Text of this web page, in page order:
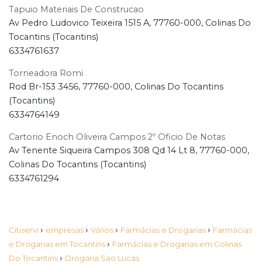
Tapuio Materiais De Construcao
Av Pedro Ludovico Teixeira 1515 A, 77760-000, Colinas Do
Tocantins (Tocantins)
6334761637
Torneadora Romi
Rod Br-153 3456, 77760-000, Colinas Do Tocantins
(Tocantins)
6334764149
Cartorio Enoch Oliveira Campos 2º Oficio De Notas
Av Tenente Siqueira Campos 308 Qd 14 Lt 8, 77760-000,
Colinas Do Tocantins (Tocantins)
6334761294
Citiservi › empresas › Vários › Farmácias e Drogarias › Farmácias
e Drogarias em Tocantins › Farmácias e Drogarias em Colinas
Do Tocantins › Drogaria Sao Lucas